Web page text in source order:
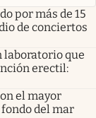
por más de 15
de conciertos
laboratorio que
erectil:
el mayor
del mar